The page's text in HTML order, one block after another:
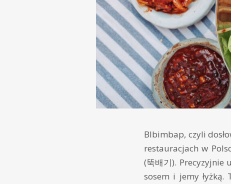
BIbimbap, czyli
restauracjach w
(뚝배기). Precyzyjnie
sosem i jemy